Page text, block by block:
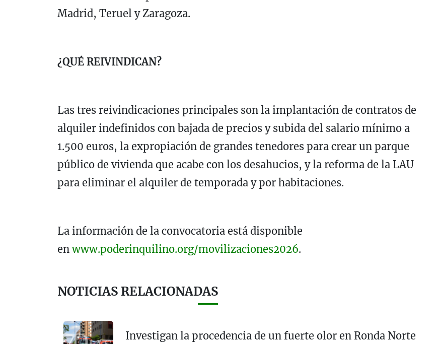
Madrid, Teruel y Zaragoza.
¿QUÉ REIVINDICAN?
Las tres reivindicaciones principales son la implantación de contratos de
alquiler indefinidos con bajada de precios y subida del salario mínimo a
1.500 euros, la expropiación de grandes tenedores para crear un parque
público de vivienda que acabe con los desahucios, y la reforma de la LAU
para eliminar el alquiler de temporada y por habitaciones.
La información de la convocatoria está disponible
enwww.poderinquilino.org/movilizaciones2026.
NOTICIAS RELACIONADAS
Investigan la procedencia de un fuerte olor en Ronda Norte